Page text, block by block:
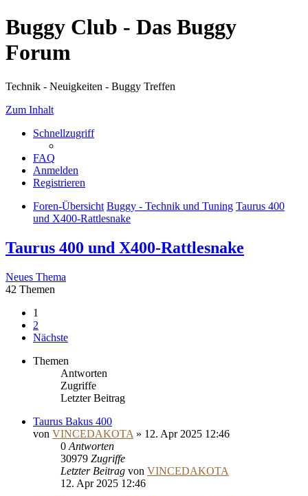
Buggy Club - Das Buggy
Forum
Technik - Neuigkeiten - Buggy Treffen
Zum Inhalt
Schnellzugriff
FAQ
Anmelden
Registrieren
Foren-Übersicht Buggy - Technik und Tuning Taurus 400
und X400-Rattlesnake
Taurus 400 und X400-Rattlesnake
Neues Thema
42 Themen
1
2
Nächste
Themen
Antworten
Zugriffe
Letzter Beitrag
Taurus Bakus 400
von VINCEDAKOTA » 12. Apr 2025 12:46
0 Antworten
30979 Zugriffe
Letzter Beitrag von VINCEDAKOTA
12. Apr 2025 12:46